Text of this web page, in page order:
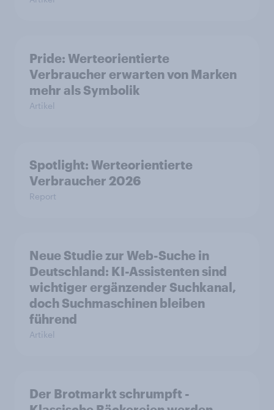
Pride: Werteorientierte
Verbraucher erwarten von Marken
mehr als Symbolik
Artikel
Spotlight: Werteorientierte
Verbraucher 2026
Report
Neue Studie zur Web-Suche in
Deutschland: KI-Assistenten sind
wichtiger ergänzender Suchkanal,
doch Suchmaschinen bleiben
führend
Artikel
Der Brotmarkt schrumpft -